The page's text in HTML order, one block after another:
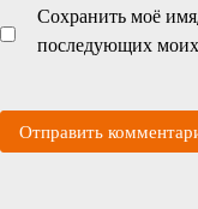
Сохранить моё
последующих